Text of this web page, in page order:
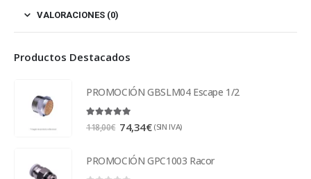
VALORACIONES (0)
Productos Destacados
PROMOCIÓN GBSLM04 Escape 1/2
118,00€ 74,34€ (SIN IVA)
PROMOCIÓN GPC1003 Racor